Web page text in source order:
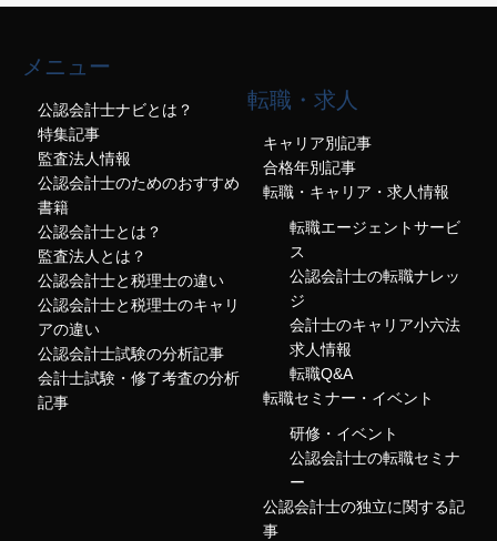
メニュー
公認会計士ナビとは？
特集記事
監査法人情報
公認会計士のためのおすすめ
書籍
公認会計士とは？
監査法人とは？
公認会計士と税理士の違い
公認会計士と税理士のキャリ
アの違い
公認会計士試験の分析記事
会計士試験・修了考査の分析
記事
転職・求人
キャリア別記事
合格年別記事
転職・キャリア・求人情報
転職エージェントサービ
ス
公認会計士の転職ナレッ
ジ
会計士のキャリア小六法
求人情報
転職Q&A
転職セミナー・イベント
研修・イベント
公認会計士の転職セミナ
ー
公認会計士の独立に関する記
事